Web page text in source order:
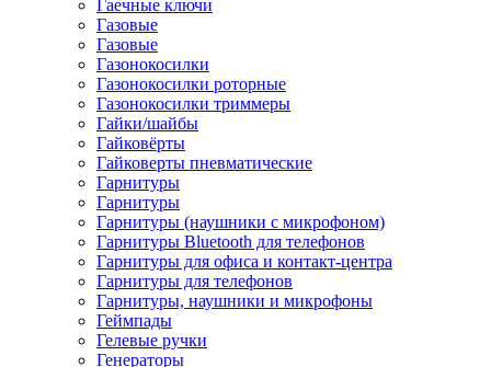
Гаечные ключи
Газовые
Газовые
Газонокосилки
Газонокосилки роторные
Газонокосилки триммеры
Гайки/шайбы
Гайковёрты
Гайковерты пневматические
Гарнитуры
Гарнитуры
Гарнитуры (наушники с микрофоном)
Гарнитуры Bluetooth для телефонов
Гарнитуры для офиса и контакт-центра
Гарнитуры для телефонов
Гарнитуры, наушники и микрофоны
Геймпады
Гелевые ручки
Генераторы